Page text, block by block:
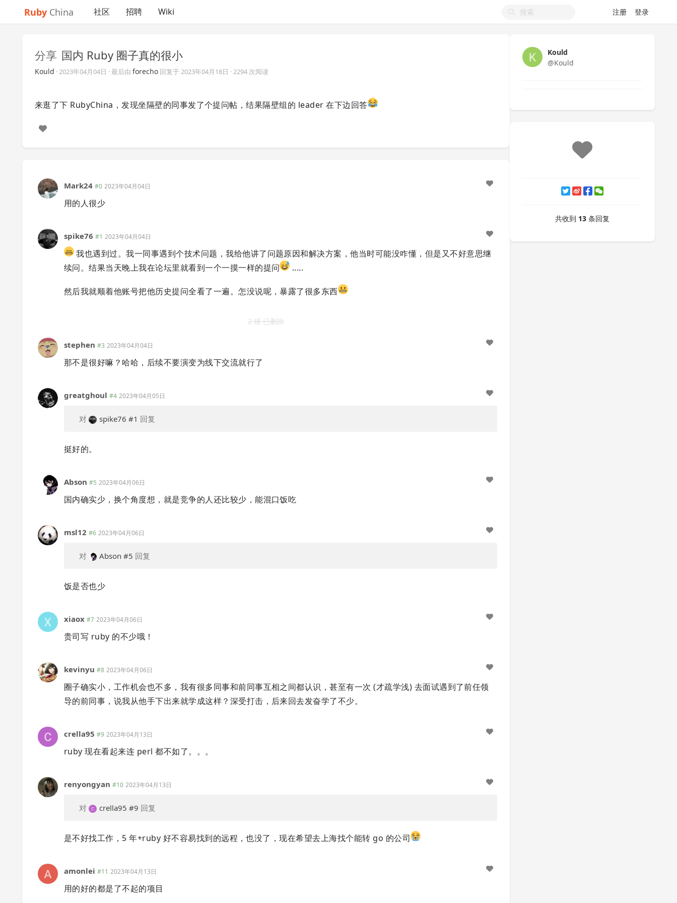
Ruby China 社区 招聘 Wiki 注册 登录
分享 国内 Ruby 圈子真的很小
Kould ·2023年04月04日 · 最后由 forecho 回复于2023年04月18日 · 2294 次阅读
来逛了下 RubyChina，发现坐隔壁的同事发了个提问帖，结果隔壁组的 leader 在下边回答
Mark24 #0 2023年04月04日
用的人很少
spike76 #1 2023年04月04日
我也遇到过。我一同事遇到个技术问题，我给他讲了问题原因和解决方案，他当时可能没咋懂，但是又不好意思继
续问。结果当天晚上我在论坛里就看到一个一摸一样的提问
.....
然后我就顺着他账号把他历史提问全看了一遍。怎没说呢，暴露了很多东西
2 楼 已删除
stephen #3 2023年04月04日
那不是很好嘛？哈哈，后续不要演变为线下交流就行了
greatghoul #4 2023年04月05日
对 spike76 #1 回复
挺好的。
Abson #5 2023年04月06日
国内确实少，换个角度想，就是竞争的人还比较少，能混口饭吃
msl12 #6 2023年04月06日
对 Abson #5 回复
饭是否也少
xiaox #7 2023年04月06日
贵司写 ruby 的不少哦！
kevinyu #8 2023年04月06日
圈子确实小，工作机会也不多，我有很多同事和前同事互相之间都认识，甚至有一次 (才疏学浅) 去面试遇到了前任领
导的前同事，说我从他手下出来就学成这样？深受打击，后来回去发奋学了不少。
crella95 #9 2023年04月13日
ruby 现在看起来连 perl 都不如了。。。
renyongyan #10 2023年04月13日
对 crella95 #9 回复
是不好找工作，5 年+ruby 好不容易找到的远程，也没了，现在希望去上海找个能转 go 的公司
amonlei #11 2023年04月13日
用的好的都是了不起的项目
Kould
@Kould
共收到 13 条回复